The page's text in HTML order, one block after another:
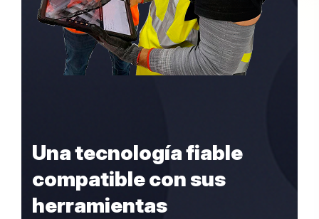
Una tecnología fiable
compatible con sus
herramientas